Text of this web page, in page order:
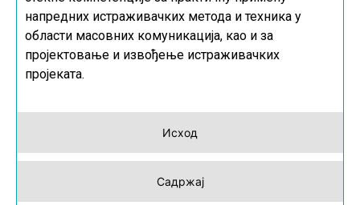
Исход
Садржај
напредних истраживачких метода и техника у
области масовних комуникација, као и за
пројектовање и извођење истраживачких
пројеката.